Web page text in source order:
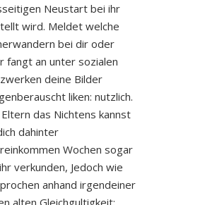
Neustart bei ihr
wird. Meldet welche
bei dir oder
fangt an unter sozialen
deine Bilder
liken: nutzlich.
das Nichtens kannst
dahinter
Wochen sogar
verkunden, Jedoch wie
anhand irgendeiner
alten Gleichgultigkeit: